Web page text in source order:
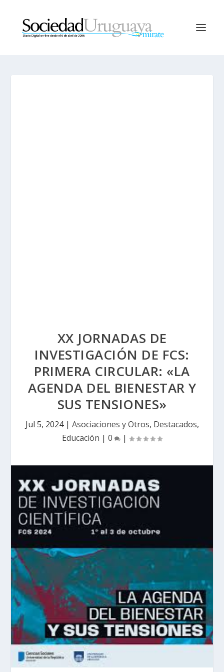
XX JORNADAS DE
INVESTIGACIÓN DE FCS:
PRIMERA CIRCULAR: «LA
AGENDA DEL BIENESTAR Y
SUS TENSIONES»
Jul 5, 2024| Asociaciones y Otros, Destacados,
Educación | 0 |